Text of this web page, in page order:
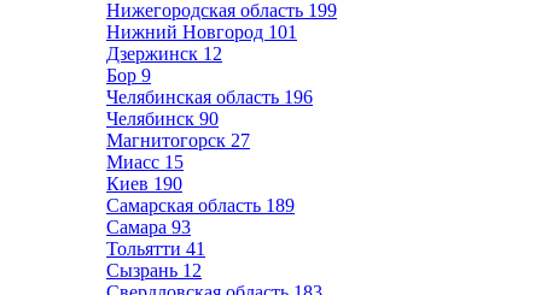
Нижегородская область 199
Нижний Новгород 101
Дзержинск 12
Бор 9
Челябинская область 196
Челябинск 90
Магнитогорск 27
Миасс 15
Киев 190
Самарская область 189
Самара 93
Тольятти 41
Сызрань 12